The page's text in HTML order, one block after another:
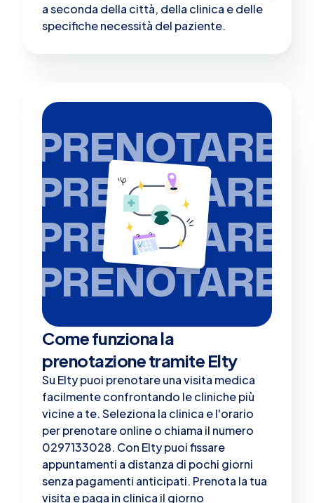
a seconda della città, della clinica e delle
specifiche necessità del paziente.
PRENOTARE
PRENOTARE
PRENOTARE
PRENOTARE
Come funziona la
prenotazione tramite Elty
Su Elty puoi prenotare una visita medica
facilmente confrontando le cliniche più
vicine a te. Seleziona la clinica e l'orario
per prenotare online o chiama il numero
0297133028. Con Elty puoi fissare
appuntamenti a distanza di pochi giorni
senza pagamenti anticipati. Prenota la tua
visita e paga in clinica il giorno